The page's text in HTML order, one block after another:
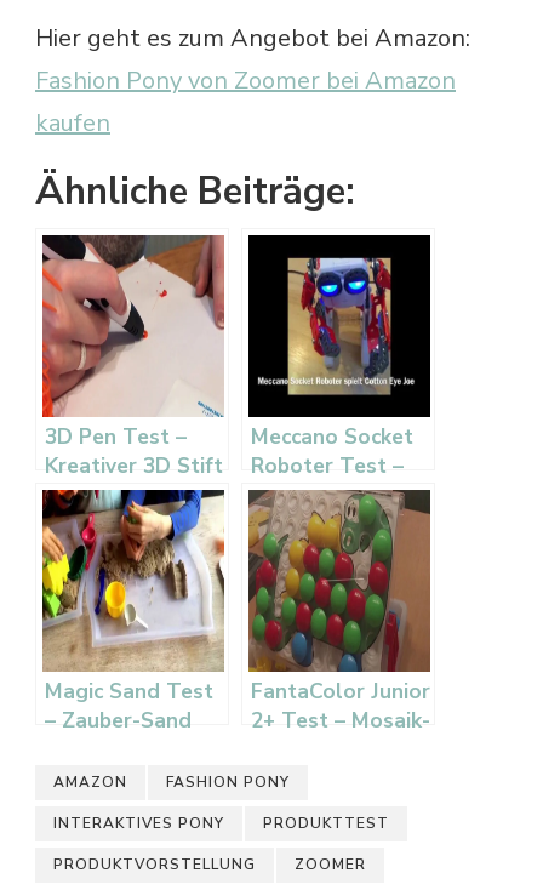
Hier geht es zum Angebot bei Amazon:
Fashion Pony von Zoomer bei Amazon
kaufen
Ähnliche Beiträge:
3D Pen Test –
Kreativer 3D Stift
zum Zeichnen
Meccano Socket
Roboter Test –
Baukasten mit
Musik
Magic Sand Test
– Zauber-Sand
FantaColor Junior
2+ Test – Mosaik-
Quercetti
AMAZON FASHION PONY
INTERAKTIVES PONY PRODUKTTEST
PRODUKTVORSTELLUNG ZOOMER